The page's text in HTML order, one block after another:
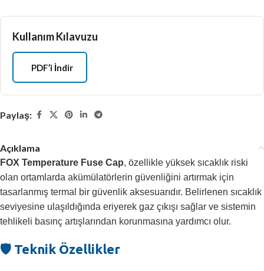
Kullanım Kılavuzu
PDF’i İndir
Paylaş:
Açıklama
FOX Temperature Fuse Cap, özellikle yüksek sıcaklık riski
olan ortamlarda akümülatörlerin güvenliğini artırmak için
tasarlanmış termal bir güvenlik aksesuarıdır. Belirlenen sıcaklık
seviyesine ulaşıldığında eriyerek gaz çıkışı sağlar ve sistemin
tehlikeli basınç artışlarından korunmasına yardımcı olur.
🛡️ Teknik Özellikler